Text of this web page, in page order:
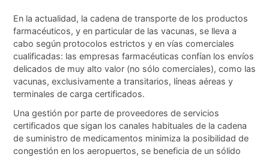
En la actualidad, la cadena de transporte de los productos
farmacéuticos, y en particular de las vacunas, se lleva a
cabo según protocolos estrictos y en vías comerciales
cualificadas: las empresas farmacéuticas confían los envíos
delicados de muy alto valor (no sólo comerciales), como las
vacunas, exclusivamente a transitarios, líneas aéreas y
terminales de carga certificados.
Una gestión por parte de proveedores de servicios
certificados que sigan los canales habituales de la cadena
de suministro de medicamentos minimiza la posibilidad de
congestión en los aeropuertos, se beneficia de un sólido